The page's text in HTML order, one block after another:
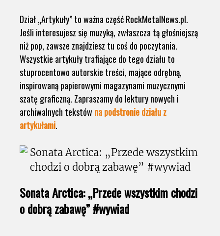
Dział „Artykuły” to ważna część RockMetalNews.pl.
Jeśli interesujesz się muzyką, zwłaszcza tą głośniejszą
niż pop, zawsze znajdziesz tu coś do poczytania.
Wszystkie artykuły trafiające do tego działu to
stuprocentowo autorskie treści, mające odrębną,
inspirowaną papierowymi magazynami muzycznymi
szatę graficzną. Zapraszamy do lektury nowych i
archiwalnych tekstów na podstronie działu z
artykułami.
Sonata Arctica: „Przede wszystkim chodzi
o dobrą zabawę” #wywiad